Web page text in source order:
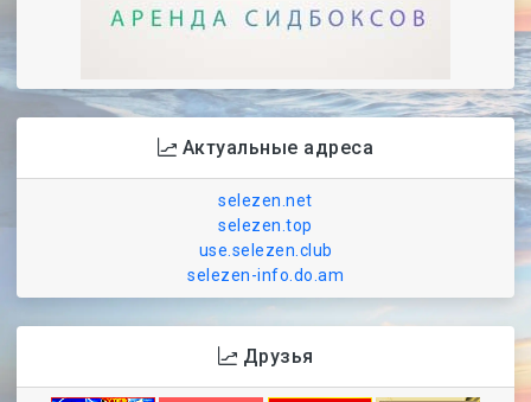
Актуальные адреса
selezen.net
selezen.top
use.selezen.club
selezen-info.do.am
Друзья